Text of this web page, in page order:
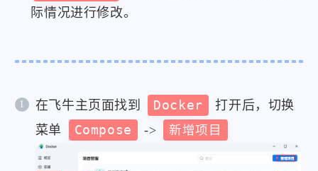
际情况进行修改。
在飞牛主页面找到 Docker
打开后，切换
菜单
Compose -> 新增项目